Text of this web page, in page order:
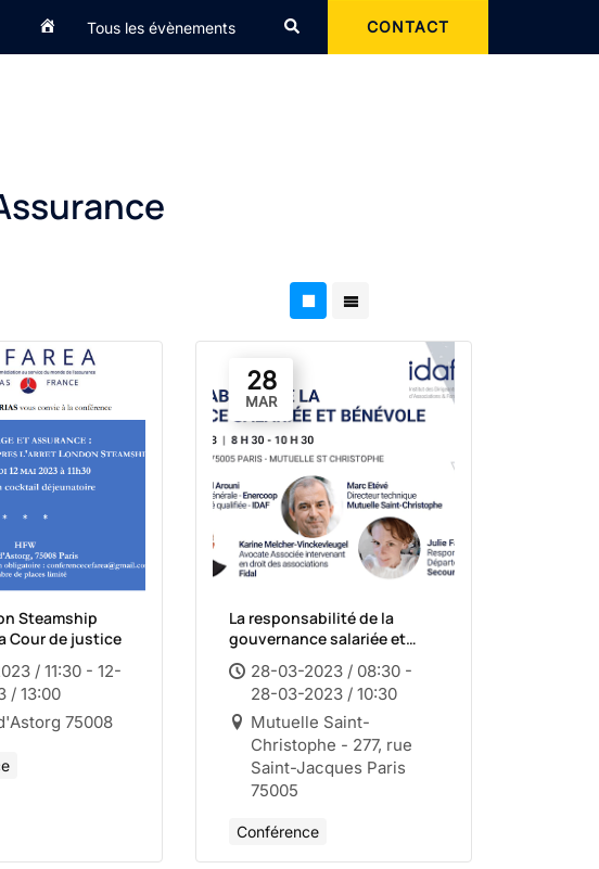
AccueilTous les évènements Rechercher CONTACT
Steamship
Cour de justice
/ 11:30 - 12-
/ 13:00
75008
28
MAR
La responsabilité de la
gouvernance salariée et
bénévole
28-03-2023 / 08:30 -
28-03-2023 / 10:30
Mutuelle Saint-
Christophe - 277, rue
Saint-Jacques Paris
75005
Conférence